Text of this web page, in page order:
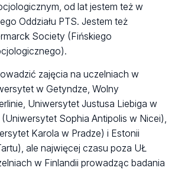
od lat jestem też w
Oddziału PTS. Jestem też
Society (Fińskiego
zajęcia na uczelniach w
w Getyndze, Wolny
Uniwersytet Justusa Liebiga w
Sophia Antipolis w Nicei),
Karola w Pradze) i Estonii
ale najwięcej czasu poza UŁ
w Finlandii prowadząc badania